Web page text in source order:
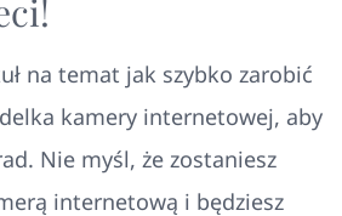
na temat jak szybko zarobić
kamery internetowej, aby
Nie myśl, że zostaniesz
internetową i będziesz